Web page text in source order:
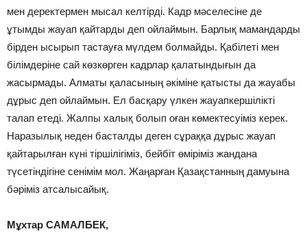
мен деректермен мысал келтірді. Кадр мәселесіне де
ұтымды жауап қайтарды деп ойлаймын. Барлық мамандарды
бірден ысырып тастауға мүлдем болмайды. Қабілеті мен
білімдеріне сай көзкөрген кадрлар қалатындығын да
жасырмады. Алматы қаласының әкіміне қатысты да жауабы
дұрыс деп ойлаймын. Ел басқару үлкен жауапкершілікті
талап етеді. Жалпы халық болып оған көмектесуіміз керек.
Наразылық неден басталды деген сұраққа дұрыс жауап
қайтарылған күні тіршілігіміз, бейбіт өміріміз жандана
түсетіндігіне сенімім мол. Жаңарған Қазақстанның дамуына
бәріміз атсалысайық.
Мұхтар САМАЛБЕК,